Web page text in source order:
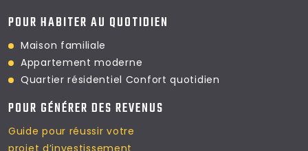
POUR HABITER AU QUOTIDIEN
Maison familiale
Appartement moderne
Quartier résidentiel Confort quotidien
POUR GÉNÉRER DES REVENUS
Guide pour réussir votre